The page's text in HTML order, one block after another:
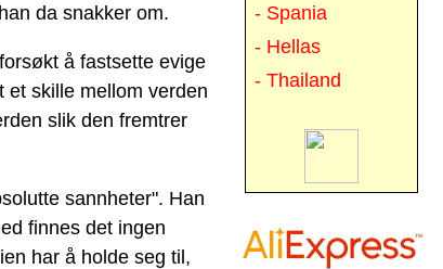
da snakker om.
å fastsette evige
et skille mellom verden
slik den fremtrer
sannheter". Han
finnes det ingen
har å holde seg til,
- Spania
- Hellas
- Thailand